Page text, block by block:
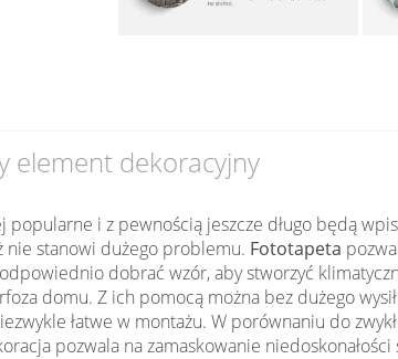
element dekoracyjny
popularne i z pewnością jeszcze długo będą
nie stanowi dużego problemu. Fototapeta
dobrać wzór, aby stworzyć
domu. Z ich pomocą można bez dużego
łatwe w montażu. W porównaniu do
pozwala na zamaskowanie